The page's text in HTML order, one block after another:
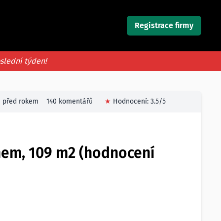
Registrace firmy
týden!
před rokem 140 komentářů ★ Hodnocení: 3.5/5
109 m2 (hodnocení